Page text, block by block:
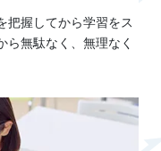
把握してから学習をス
ら無駄なく、無理なく